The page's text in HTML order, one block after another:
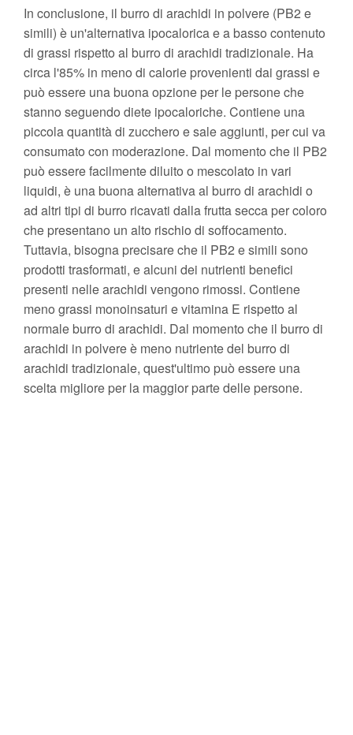
In conclusione, il burro di arachidi in polvere (PB2 e
simili) è un'alternativa ipocalorica e a basso contenuto
di grassi rispetto al burro di arachidi tradizionale. Ha
circa l'85% in meno di calorie provenienti dai grassi e
può essere una buona opzione per le persone che
stanno seguendo diete ipocaloriche. Contiene una
piccola quantità di zucchero e sale aggiunti, per cui va
consumato con moderazione. Dal momento che il PB2
può essere facilmente diluito o mescolato in vari
liquidi, è una buona alternativa al burro di arachidi o
ad altri tipi di burro ricavati dalla frutta secca per coloro
che presentano un alto rischio di soffocamento.
Tuttavia, bisogna precisare che il PB2 e simili sono
prodotti trasformati, e alcuni dei nutrienti benefici
presenti nelle arachidi vengono rimossi. Contiene
meno grassi monoinsaturi e vitamina E rispetto al
normale burro di arachidi. Dal momento che il burro di
arachidi in polvere è meno nutriente del burro di
arachidi tradizionale, quest'ultimo può essere una
scelta migliore per la maggior parte delle persone.